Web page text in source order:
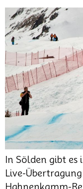
In Sölden gibt
Live-